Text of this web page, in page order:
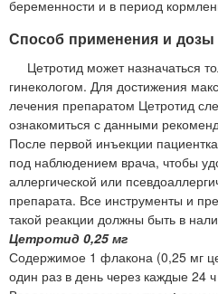
беременности и в период
Способ применения и дозы
Цетротид может назначаться
гинекологом. Для достижения
лечения препаратом Цетротид
ознакомиться с данными
После первой инъекции
под наблюдением врача, чтобы
аллергической или
препарата. Все инструменты и
такой реакции должны быть в
Цетротид 0,25 мг
Содержимое 1 флакона (0,25 мг
один раз в день через каждые 24